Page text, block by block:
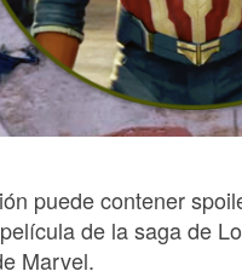
puede contener
de la saga de
Marvel.